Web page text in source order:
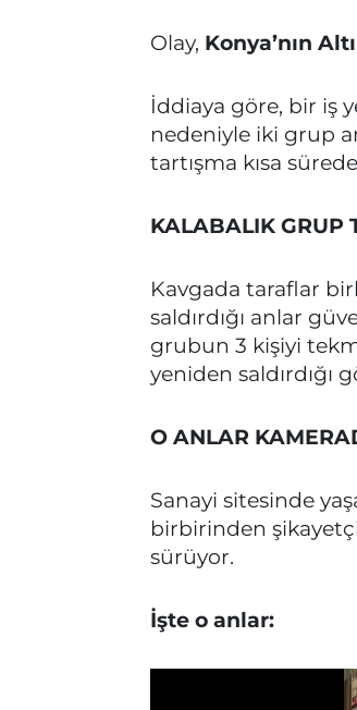
Olay, Konya’nın
İddiaya göre, bir iş
nedeniyle iki grup
tartışma kısa
KALABALIK GRUP
Kavgada taraflar
saldırdığı anlar
grubun 3 kişiyi
yeniden saldırdığı
O ANLAR
Sanayi sitesinde
birbirinden
sürüyor.
İşte o anlar: